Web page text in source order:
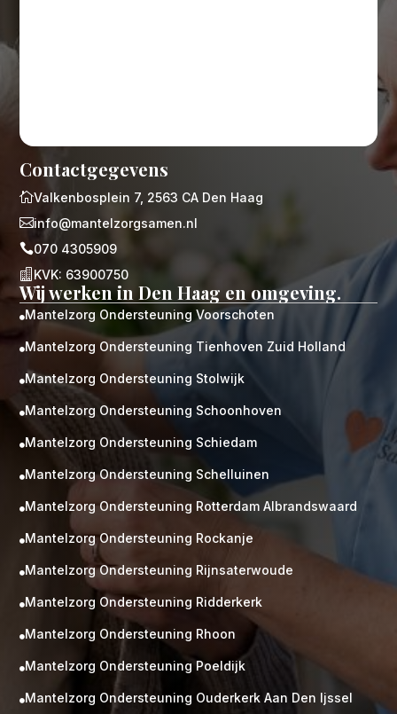
Contactgegevens
Valkenbosplein 7, 2563 CA Den Haag
info@mantelzorgsamen.nl
070 4305909
 KVK: 63900750
Wij werken in Den Haag en omgeving.
Mantelzorg Ondersteuning Voorschoten
Mantelzorg Ondersteuning Tienhoven Zuid Holland
Mantelzorg Ondersteuning Stolwijk
Mantelzorg Ondersteuning Schoonhoven
Mantelzorg Ondersteuning Schiedam
Mantelzorg Ondersteuning Schelluinen
Mantelzorg Ondersteuning Rotterdam Albrandswaard
Mantelzorg Ondersteuning Rockanje
Mantelzorg Ondersteuning Rijnsaterwoude
Mantelzorg Ondersteuning Ridderkerk
Mantelzorg Ondersteuning Rhoon
Mantelzorg Ondersteuning Poeldijk
Mantelzorg Ondersteuning Ouderkerk Aan Den Ijssel